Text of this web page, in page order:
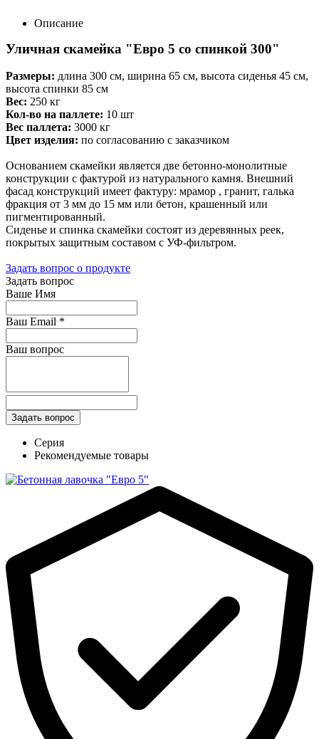
Описание
Уличная скамейка "Евро 5 со спинкой 300"
Размеры: длина 300 см, ширина 65 см, высота сиденья 45 см,
высота спинки 85 см
Вес: 250 кг
Кол-во на паллете: 10 шт
Вес паллета: 3000 кг
Цвет изделия: по согласованию с заказчиком
Основанием скамейки является две бетонно-монолитные
конструкции с фактурой из натурального камня. Внешний
фасад конструкций имеет фактуру: мрамор , гранит, галька
фракция от 3 мм до 15 мм или бетон, крашенный или
пигментированный.
Сиденье и спинка скамейки состоят из деревянных реек,
покрытых защитным составом с УФ-фильтром.
Задать вопрос о продукте
Задать вопрос
Ваше Имя
Ваш Email *
Ваш вопрос
Серия
Рекомендуемые товары